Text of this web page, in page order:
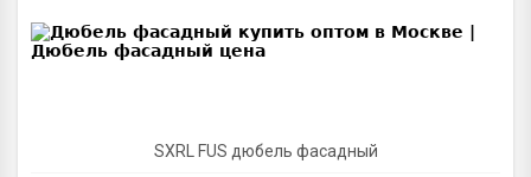
SXRL FUS дюбель фасадный